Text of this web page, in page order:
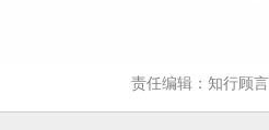
责任编辑：知行顾言